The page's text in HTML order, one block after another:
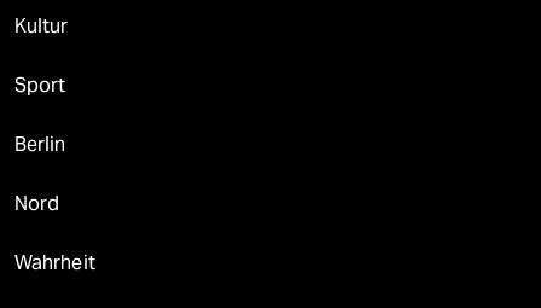
Kultur
Sport
Berlin
Nord
Wahrheit